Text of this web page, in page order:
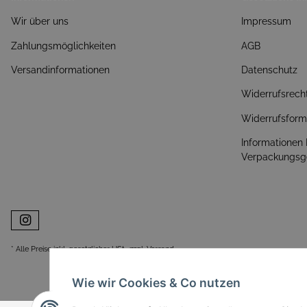
Wir über uns
Zahlungsmöglichkeiten
Versandinformationen
Impressum
AGB
Datenschutz
* Alle Preise inkl. gesetzlicher USt., zzgl.Versand
Wie wir Cookies & Co nutzen